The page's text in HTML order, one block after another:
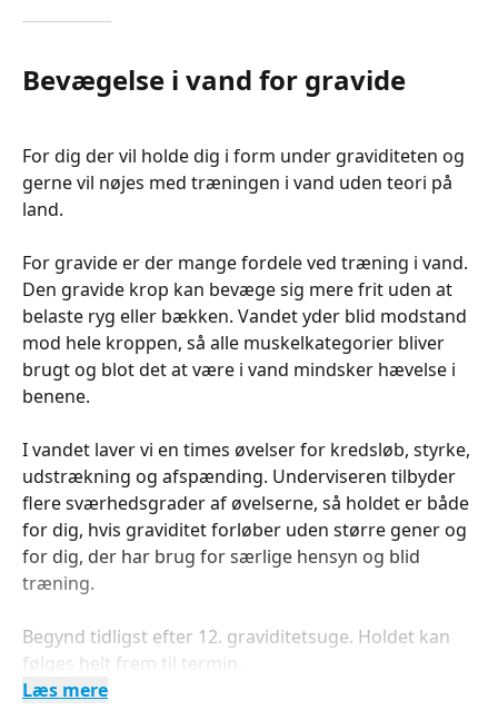
Bevægelse i vand for gravide
For dig der vil holde dig i form under graviditeten og
gerne vil nøjes med træningen i vand uden teori på
land.
For gravide er der mange fordele ved træning i vand.
Den gravide krop kan bevæge sig mere frit uden at
belaste ryg eller bækken. Vandet yder blid modstand
mod hele kroppen, så alle muskelkategorier bliver
brugt og blot det at være i vand mindsker hævelse i
benene.
I vandet laver vi en times øvelser for kredsløb, styrke,
udstrækning og afspænding. Underviseren tilbyder
flere sværhedsgrader af øvelserne, så holdet er både
for dig, hvis graviditet forløber uden større gener og
for dig, der har brug for særlige hensyn og blid
træning.
Begynd tidligst efter 12. graviditetsuge. Holdet kan
følges helt frem til termin.
Læs mere